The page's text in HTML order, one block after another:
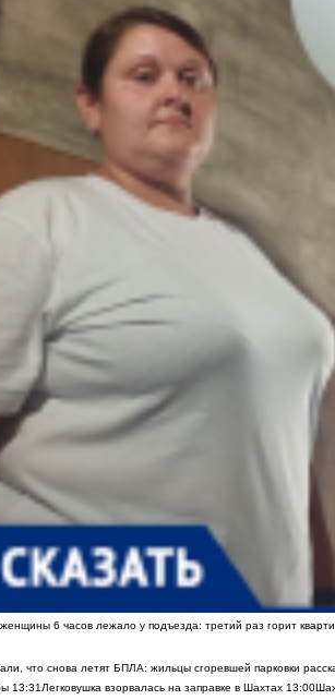
6 часов лежало у подъезда: третий раз горит
что снова летят БПЛА: жильцы сгоревшей парковки
13:31Легковушка взорвалась на заправке в Шахтах 13:00